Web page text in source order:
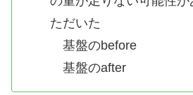
ただいた
基盤のbefore
基盤のafter